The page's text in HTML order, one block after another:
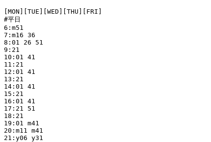
[MON][TUE][WED][THU][FRI]
#平日
6:m51
7:m16 36
8:01 26 51
9:21
10:01 41
11:21
12:01 41
13:21
14:01 41
15:21
16:01 41
17:21 51
18:21
19:01 m41
20:m11 m41
21:y06 y31